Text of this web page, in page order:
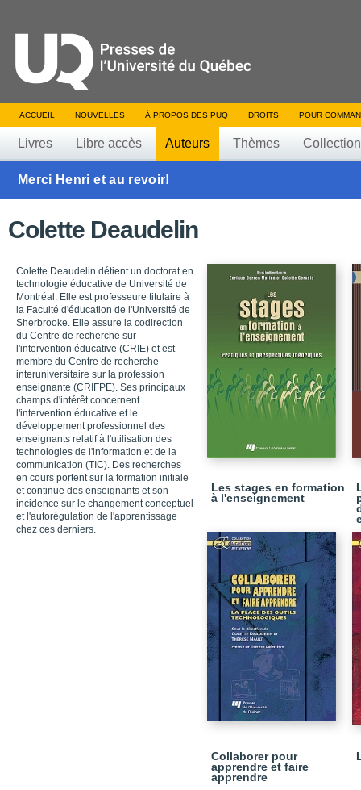
ACCUEIL NOUVELLES À PROPOS DES PUQ DROITS POUR
Livres Libre accès Auteurs Thèmes
Merci Henri et au revoir!
Colette Deaudelin
Colette Deaudelin détient un doctorat en
technologie éducative de Université de
Montréal. Elle est professeure titulaire à
la Faculté d'éducation de l'Université de
Sherbrooke. Elle assure la codirection
du Centre de recherche sur
l'intervention éducative (CRIE) et est
membre du Centre de recherche
interuniversitaire sur la profession
enseignante (CRIFPE). Ses principaux
champs d'intérêt concernent
l'intervention éducative et le
développement professionnel des
enseignants relatif à l'utilisation des
technologies de l'information et de la
communication (TIC). Des recherches
en cours portent sur la formation initiale
et continue des enseignants et son
incidence sur le changement conceptuel
et l'autorégulation de l'apprentissage
chez ces derniers.
Les stages en formation
à l'enseignement
Collaborer pour
apprendre et faire
apprendre